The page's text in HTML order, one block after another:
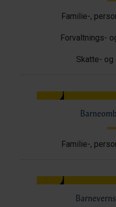
Familie-,
Forvaltnings-
Skatte-
Familie-,